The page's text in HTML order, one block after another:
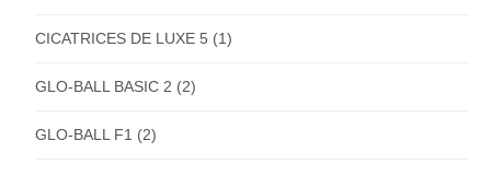
CICATRICES DE LUXE 5 (1)
GLO-BALL BASIC 2 (2)
GLO-BALL F1 (2)